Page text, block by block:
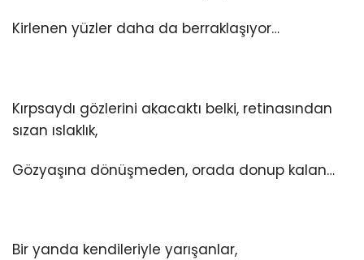
Kirlenen yüzler daha da berraklaşıyor…
Kırpsaydı gözlerini akacaktı belki, retinasından
sızan ıslaklık,
Gözyaşına dönüşmeden, orada donup kalan…
Bir yanda kendileriyle yarışanlar,